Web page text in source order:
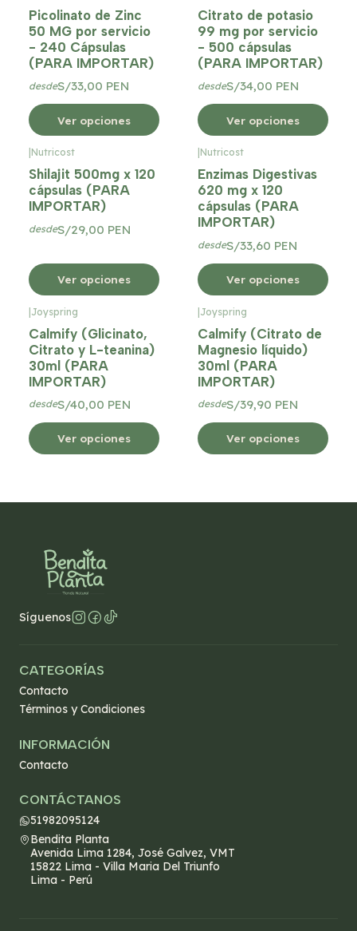
Picolinato de Zinc
50 MG por servicio
- 240 Cápsulas
(PARA IMPORTAR)
desdeS/33,00 PEN
Ver opciones
Citrato de potasio
99 mg por servicio
- 500 cápsulas
(PARA IMPORTAR)
desdeS/34,00 PEN
Ver opciones
Nutricost
Shilajit 500mg x 120
cápsulas (PARA
IMPORTAR)
desdeS/29,00 PEN
Ver opciones
Nutricost
Enzimas Digestivas
620 mg x 120
cápsulas (PARA
IMPORTAR)
desdeS/33,60 PEN
Ver opciones
|Joyspring
Calmify (Glicinato,
Citrato y L-teanina)
30ml (PARA
IMPORTAR)
desdeS/40,00 PEN
Ver opciones
|Joyspring
Calmify (Citrato de
Magnesio líquido)
30ml (PARA
IMPORTAR)
desdeS/39,90 PEN
Ver opciones
Síguenos
CATEGORÍAS
Contacto
Términos y Condiciones
INFORMACIÓN
Contacto
CONTÁCTANOS
51982095124
Bendita Planta
Avenida Lima 1284, José Galvez, VMT
15822 Lima - Villa Maria Del Triunfo
Lima - Perú